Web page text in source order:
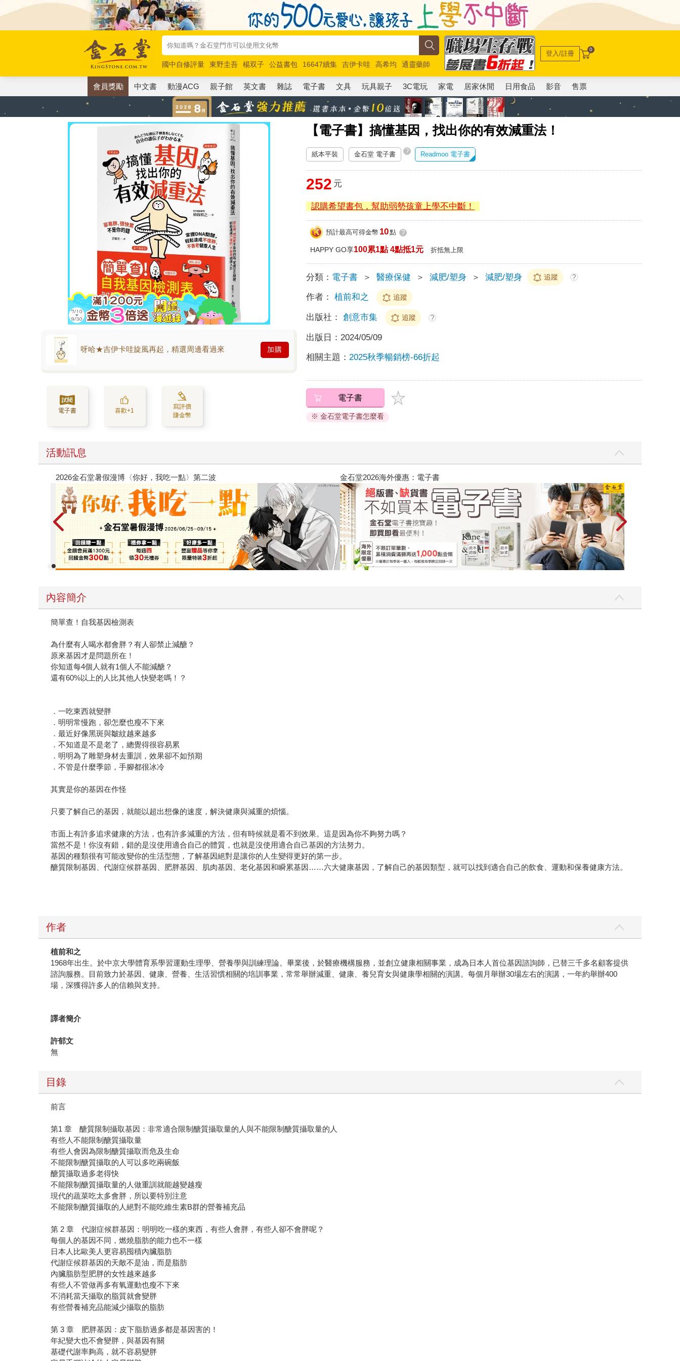
國中自修評量 東野圭吾 楊双子 公益書包 16647續集 吉伊卡哇 高希均
通靈藥師
唯紅花綻放
奧德賽 路邊攤新作 馬斯克 玩具總動員5 超慢跑
登入/註冊 0
會員獎勵 中文書 動漫ACG 親子館 英文書 雜誌 電子書 文具 玩具親子 3C電玩 家電 居家休閒 日用食品 影音 售票
【電子書】搞懂基因，找出你的有效減重法！
呀哈★吉伊卡哇旋風再起，精選周邊看過來 加購
電子書 喜歡+1
寫評價
賺金幣
紙本平裝 金石堂 電子書 ? Readmoo 電子書
252 元
認購希望書包，幫助弱勢孩童上學不中斷！
預計最高可得金幣 10點 ?
HAPPY GO享100累1點 4點抵1元 折抵無上限
分類： 電子書 ＞ 醫療保健 ＞ 減肥/塑身 ＞ 減肥/塑身 追蹤 ?
作者： 植前和之 追蹤
出版社： 創意市集 追蹤 ?
出版日： 2024/05/09
相關主題： 2025秋季暢銷榜-66折起
電子書
※ 金石堂電子書怎麼看
活動訊息
【父親節禮物展】5折起，滿888送88點金幣 春光ｘ奇幻基地｜全書系展
內容簡介
簡單查！自我基因檢測表
為什麼有人喝水都會胖？有人卻禁止減醣？
原來基因才是問題所在！
你知道每4個人就有1個人不能減醣？
還有60%以上的人比其他人快變老嗎！？
．一吃東西就變胖
．明明常慢跑，卻怎麼也瘦不下來
．最近好像黑斑與皺紋越來越多
．不知道是不是老了，總覺得很容易累
．明明為了雕塑身材去重訓，效果卻不如預期
．不管是什麼季節，手腳都很冰冷
其實是你的基因在作怪
只要了解自己的基因，就能以超出想像的速度，解決健康與減重的煩惱。
市面上有許多追求健康的方法，也有許多減重的方法，但有時候就是看不到效果。這是因為你不夠努力嗎？
當然不是！你沒有錯，錯的是沒使用適合自己的體質，也就是沒使用適合自己基因的方法努力。
基因的種類很有可能改變你的生活型態，了解基因絕對是讓你的人生變得更好的第一步。
醣質限制基因、代謝症候群基因、肥胖基因、肌肉基因、老化基因和瞬累基因……六大健康基因，了解自己的基因類型，就可以找到適合自己的飲食、運動和保養健康方法。
作者
植前和之
1968年出生。於中京大學體育系學習運動生理學、營養學與訓練理論。畢業後，於醫療機構服務，並創立健康相關事業，成為日本人首位基因諮詢師，已替三千多名顧客提供
諮詢服務。目前致力於基因、健康、營養、生活習慣相關的培訓事業，常常舉辦減重、健康、養兒育女與健康學相關的演講。每個月舉辦30場左右的演講，一年約舉辦400
場，深獲得許多人的信賴與支持。
譯者簡介
許郁文
無
目錄
前言
第1 章 醣質限制攝取基因：非常適合限制醣質攝取量的人與不能限制醣質攝取量的人
有些人不能限制醣質攝取量
有些人會因為限制醣質攝取而危及生命
不能限制醣質攝取的人可以多吃兩碗飯
醣質攝取過多老得快
不能限制醣質攝取量的人做重訓就能越變越瘦
現代的蔬菜吃太多會胖，所以要特別注意
不能限制醣質攝取的人絕對不能吃維生素B群的營養補充品
第 2 章 代謝症候群基因：明明吃一樣的東西，有些人會胖，有些人卻不會胖呢？
每個人的基因不同，燃燒脂肪的能力也不一樣
日本人比歐美人更容易囤積內臟脂肪
代謝症候群基因的天敵不是油，而是脂肪
內臟脂肪型肥胖的女性越來越多
有些人不管做再多有氧運動也瘦不下來
不消耗當天攝取的脂質就會變胖
有些營養補充品能減少攝取的脂肪
第 3 章 肥胖基因：皮下脂肪過多都是基因害的！
年紀變大也不會變胖，與基因有關
基礎代謝率夠高，就不容易變胖